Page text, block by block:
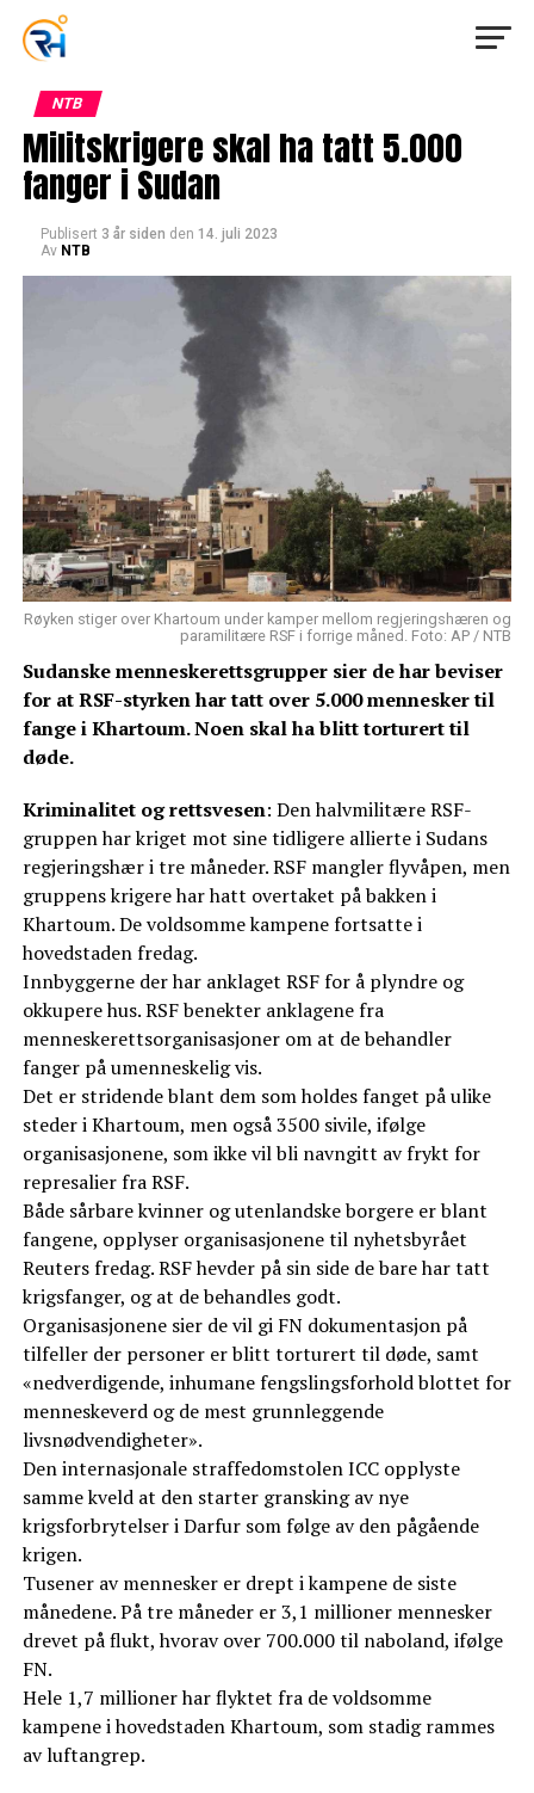
NTB
Militskrigere skal ha tatt 5.000
fanger i Sudan
Publisert 3 år siden den 14. juli 2023
Av NTB
Røyken stiger over Khartoum under kamper mellom regjeringshæren og
paramilitære RSF i forrige måned. Foto: AP / NTB
Sudanske menneskerettsgrupper sier de har beviser
for at RSF-styrken har tatt over 5.000 mennesker til
fange i Khartoum. Noen skal ha blitt torturert til
døde.
Kriminalitet og rettsvesen: Den halvmilitære RSF-
gruppen har kriget mot sine tidligere allierte i Sudans
regjeringshær i tre måneder. RSF mangler flyvåpen, men
gruppens krigere har hatt overtaket på bakken i
Khartoum. De voldsomme kampene fortsatte i
hovedstaden fredag.
Innbyggerne der har anklaget RSF for å plyndre og
okkupere hus. RSF benekter anklagene fra
menneskerettsorganisasjoner om at de behandler
fanger på umenneskelig vis.
Det er stridende blant dem som holdes fanget på ulike
steder i Khartoum, men også 3500 sivile, ifølge
organisasjonene, som ikke vil bli navngitt av frykt for
represalier fra RSF.
Både sårbare kvinner og utenlandske borgere er blant
fangene, opplyser organisasjonene til nyhetsbyrået
Reuters fredag. RSF hevder på sin side de bare har tatt
krigsfanger, og at de behandles godt.
Organisasjonene sier de vil gi FN dokumentasjon på
tilfeller der personer er blitt torturert til døde, samt
«nedverdigende, inhumane fengslingsforhold blottet for
menneskeverd og de mest grunnleggende
livsnødvendigheter».
Den internasjonale straffedomstolen ICC opplyste
samme kveld at den starter gransking av nye
krigsforbrytelser i Darfur som følge av den pågående
krigen.
Tusener av mennesker er drept i kampene de siste
månedene. På tre måneder er 3,1 millioner mennesker
drevet på flukt, hvorav over 700.000 til naboland, ifølge
FN.
Hele 1,7 millioner har flyktet fra de voldsomme
kampene i hovedstaden Khartoum, som stadig rammes
av luftangrep.